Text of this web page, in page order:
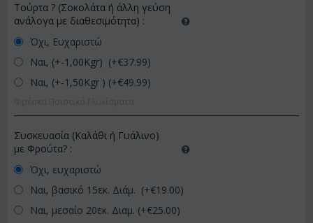
Τούρτα ? (Σοκολάτα ή άλλη γεύση
ανάλογα με διαθεσιμότητα) :
Όχι, Ευχαριστώ
Ναι, (+-1,00Kgr) (+€37.99)
Ναι, (+-1,50Kgr ) (+€49.99)
Συσκευασία (Καλάθι ή Γυάλινο)
με Φρούτα? :
Όχι, ευχαριστώ
Ναι, βασικό 15εκ. Διάμ. (+€19.00)
Ναι, μεσαίο 20εκ. Διαμ. (+€25.00)